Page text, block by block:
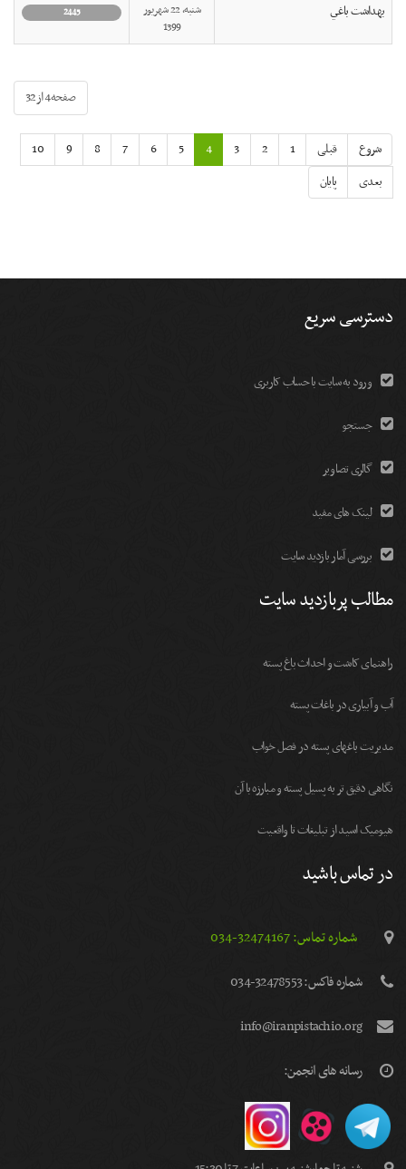
بهداشت باغي
شنبه, 22 شهریور
1399
2445
صفحه4 از32
شروع قبلی 1
2
3
4
5
6
7
8
9
10
بعدی
پایان
دسترسی سریع
ورود به سایت با حساب کاربری
جستجو
گالری تصاویر
لینک های مفید
بررسی آمار بازدید سایت
مطالب پربازدید سایت
راهنمای کاشت و احداث باغ پسته
آب و آبیاری در باغات پسته
مديريت باغهای پسته در فصل خواب
نگاهی دقیق تر به پسیل پسته و مبارزه با آن
هیومیک اسید از تبلیغات تا واقعیت
در تماس باشید
شماره تماس: 32474167-034
شماره فاكس: 32478553-034
info@iranpistachio.org
رسانه های انجمن: